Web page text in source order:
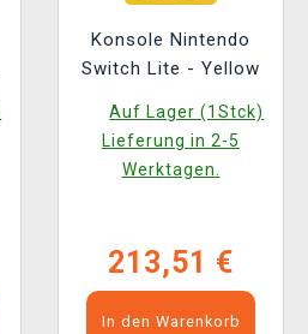
Konsole Nintendo
Switch Lite - Yellow
Auf Lager (1Stck)
Lieferung in 2-5
Werktagen.
213,51 €
In den Warenkorb